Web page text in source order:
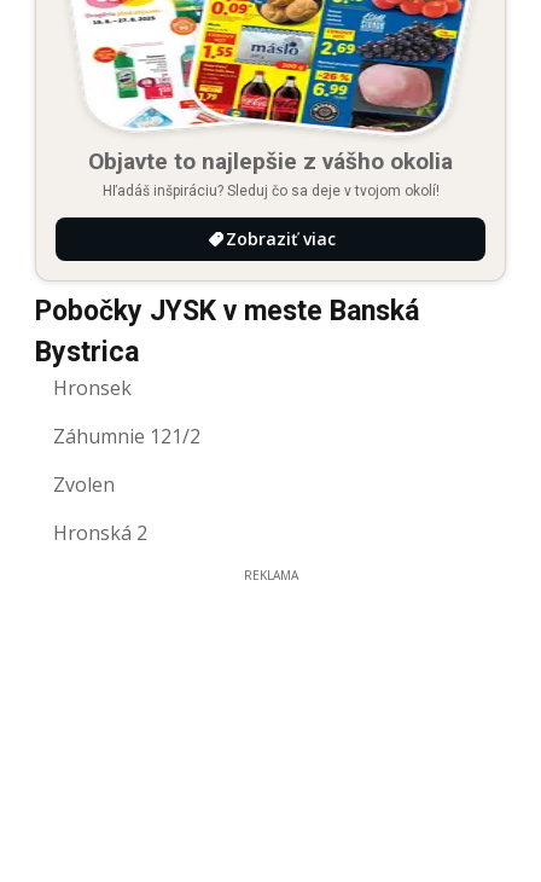
Objavte to najlepšie z vášho okolia
Hľadáš inšpiráciu? Sleduj čo sa deje v tvojom okolí!
Zobraziť viac
Pobočky JYSK v meste Banská
Bystrica
Hronsek
Záhumnie 121/2
Zvolen
Hronská 2
REKLAMA